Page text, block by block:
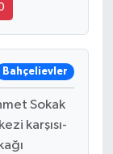
Bahçelievler
Sokak
karşısı-